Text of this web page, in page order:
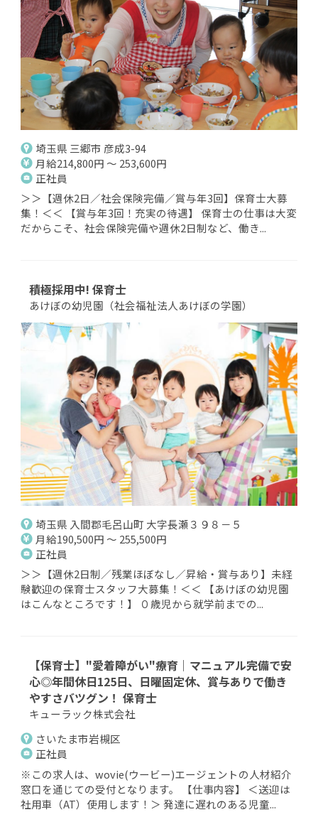
埼玉県 三郷市 彦成3-94
月給214,800円 ～ 253,600円
正社員
＞＞【週休2日／社会保険完備／賞与年3回】保育士大募
集！＜＜ 【賞与年3回！充実の待遇】 保育士の仕事は大変
だからこそ、社会保険完備や週休2日制など、働き...
積極採用中! 保育士
あけぼの幼児園（社会福祉法人あけぼの学園）
埼玉県 入間郡毛呂山町 大字長瀬３９８－５
月給190,500円 ～ 255,500円
正社員
＞＞【週休2日制／残業ほぼなし／昇給・賞与あり】未経
験歓迎の保育士スタッフ大募集！＜＜ 【あけぼの幼児園
はこんなところです！】 ０歳児から就学前までの...
【保育士】"愛着障がい"療育｜マニュアル完備で安
心◎年間休日125日、日曜固定休、賞与ありで働き
やすさバツグン！ 保育士
キューラック株式会社
さいたま市岩槻区
正社員
※この求人は、wovie(ウービー)エージェントの人材紹介
窓口を通じての受付となります。 【仕事内容】 ＜送迎は
社用車（AT）使用します！＞ 発達に遅れのある児童...